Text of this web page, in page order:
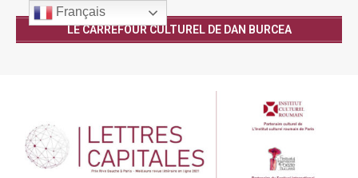
LE CARREFOUR CULTUREL DE DAN BURCEA
Français